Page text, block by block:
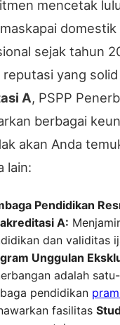
mencetak
domestik
sejak tahun
reputasi yang solid
A, PSPP
berbagai
akan Anda
lain:
Pendidikan
A:
dan validitas
Unggulan
adalah
pendidikan
fasilitas